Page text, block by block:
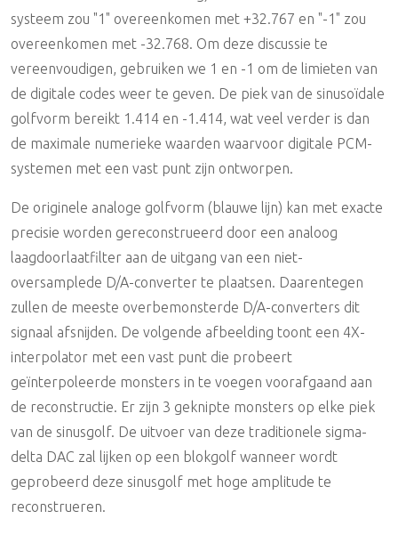
systeem zou "1" overeenkomen met +32.767 en "-1" zou
overeenkomen met -32.768. Om deze discussie te
vereenvoudigen, gebruiken we 1 en -1 om de limieten van
de digitale codes weer te geven. De piek van de sinusoïdale
golfvorm bereikt 1.414 en -1.414, wat veel verder is dan
de maximale numerieke waarden waarvoor digitale PCM-
systemen met een vast punt zijn ontworpen.
De originele analoge golfvorm (blauwe lijn) kan met exacte
precisie worden gereconstrueerd door een analoog
laagdoorlaatfilter aan de uitgang van een niet-
oversamplede D/A-converter te plaatsen. Daarentegen
zullen de meeste overbemonsterde D/A-converters dit
signaal afsnijden. De volgende afbeelding toont een 4X-
interpolator met een vast punt die probeert
geïnterpoleerde monsters in te voegen voorafgaand aan
de reconstructie. Er zijn 3 geknipte monsters op elke piek
van de sinusgolf. De uitvoer van deze traditionele sigma-
delta DAC zal lijken op een blokgolf wanneer wordt
geprobeerd deze sinusgolf met hoge amplitude te
reconstrueren.